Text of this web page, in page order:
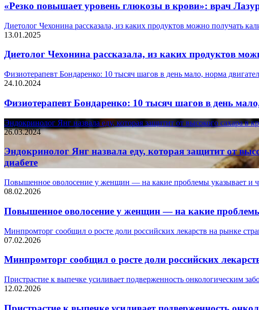
«Резко повышает уровень глюкозы в крови»: врач
Диетолог Чехонина рассказала, из каких продуктов можно получать
13.01.2025
Диетолог Чехонина рассказала, из каких продуктов
Физиотерапевт Бондаренко: 10 тысяч шагов в день мало, норма
24.10.2024
Физиотерапевт Бондаренко: 10 тысяч шагов в день
Эндокринолог Янг назвала еду, которая защитит от высокого сахара в
26.03.2024
Эндокринолог Янг назвала еду, которая защитит от
диабете
Повышенное оволосение у женщин — на какие проблемы указывает и
08.02.2026
Повышенное оволосение у женщин — на какие
Минпромторг сообщил о росте доли российских лекарств на рынке
07.02.2026
Минпромторг сообщил о росте доли российских
Пристрастие к выпечке усиливает подверженность онкологическим
12.02.2026